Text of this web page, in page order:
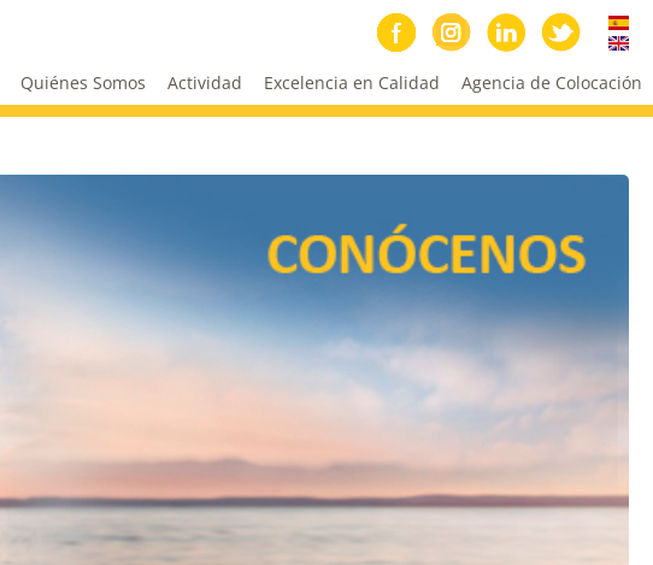
Quiénes Somos Actividad Excelencia en Calidad Agencia de Colocación